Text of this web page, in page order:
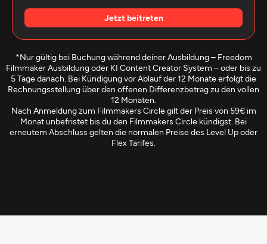
Jetzt beitreten
*Nur gültig bei Buchung während deiner Ausbildung – Freedom
Filmmaker Ausbildung oder KI Content Creator System – oder bis zu
5 Tage danach. Bei Kündigung vor Ablauf der 12 Monate erfolgt die
Rechnungsstellung über den offenen Differenzbetrag zu den vollen
12 Monaten.
Nach Anmeldung zum Filmmakers Circle gilt der Preis von 59€ im
Monat unbefristet bis du den Filmmakers Circle kündigst. Bei
erneutem Abschluss gelten die normalen Preise des Level Up oder
Flex Tarifes.